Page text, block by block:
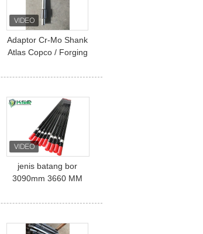
Adaptor Cr-Mo Shank
Atlas Copco / Forging
Tinggi
jenis batang bor
3090mm 3660 MM
pertambangan batang